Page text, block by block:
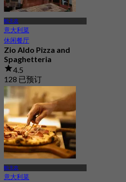
帕卡农
意大利菜
休闲餐厅
Zio Aldo Pizza and
Spaghetteria
4.5
128 已预订
起฿ 447.5
帕卡农
意大利菜